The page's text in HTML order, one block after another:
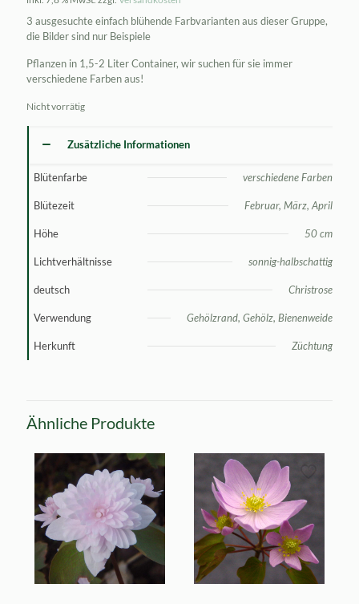
war:
67,50 €
ist:
3 ausgesuchte einfach blühende Farbvarianten aus dieser Gruppe,
die Bilder sind nur Beispiele
Pflanzen in 1,5-2 Liter Container, wir suchen für sie immer
verschiedene Farben aus!
Nicht vorrätig
Zusätzliche Informationen
Blütenfarbe verschiedene Farben
Blütezeit Februar, März, April
Höhe 50 cm
Lichtverhältnisse sonnig-halbschattig
deutsch Christrose
Verwendung Gehölzrand, Gehölz, Bienenweide
Herkunft Züchtung
Ähnliche Produkte